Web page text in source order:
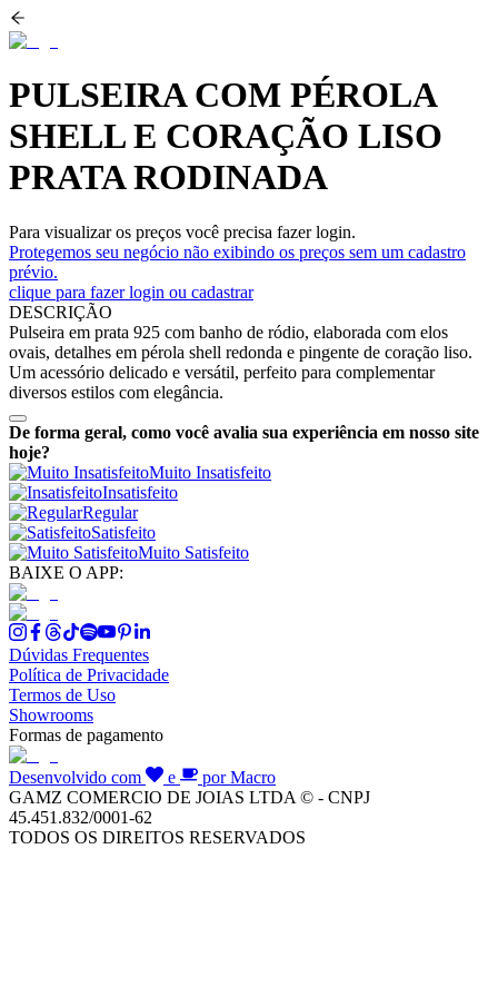
PULSEIRA COM PÉROLA
SHELL E CORAÇÃO LISO
PRATA RODINADA
Para visualizar os preços você precisa fazer login.
Protegemos seu negócio não exibindo os preços sem um cadastro
prévio.
clique para fazer login ou cadastrar
DESCRIÇÃO
Pulseira em prata 925 com banho de ródio, elaborada com elos
ovais, detalhes em pérola shell redonda e pingente de coração liso.
Um acessório delicado e versátil, perfeito para complementar
diversos estilos com elegância.
De forma geral, como você avalia sua experiência em nosso site
hoje?
Muito Insatisfeito
Insatisfeito
Regular
Satisfeito
Muito Satisfeito
BAIXE O APP:
Dúvidas Frequentes
Política de Privacidade
Termos de Uso
Showrooms
Formas de pagamento
Desenvolvido com e
por Macro
GAMZ COMERCIO DE JOIAS LTDA © - CNPJ
45.451.832/0001-62
TODOS OS DIREITOS RESERVADOS